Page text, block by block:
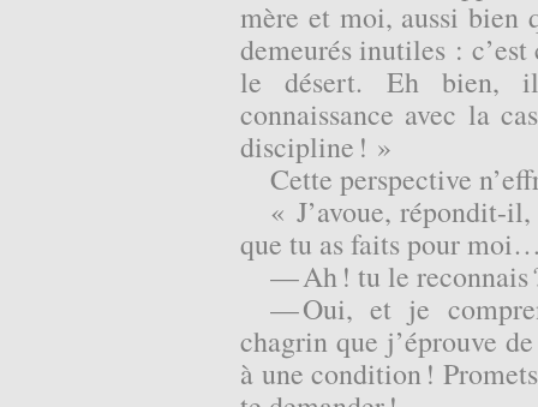
mère et moi, aussi bien
demeurésinutiles : c’est
le désert. Eh bien,
connaissance avec la
discipline ! »
Cette perspective
« J’avoue, répondit-
que tu as faits pour
— Ah ! tu le reconnais
— Oui, et je
chagrin que j’éprouve
à une condition !